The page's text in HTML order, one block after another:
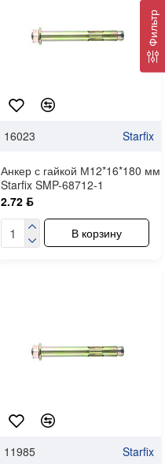
16023 Starfix
Анкер с гайкой М12*16*180 мм
Starfix SMP-68712-1
2.72 ƃ
В корзину
11985 Starfix
Фильтр